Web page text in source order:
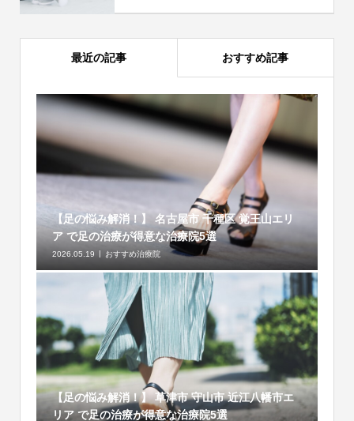
最近の記事 おすすめ記事
【足の悩み解消！】 名古屋市 千種区 覚王山エリ
ア で足の治療が得意な治療院5選
2026.05.19 おすすめ治療院
【足の悩み解消！】 草津市 守山市 近江八幡市エ
リア で足の治療が得意な治療院5選